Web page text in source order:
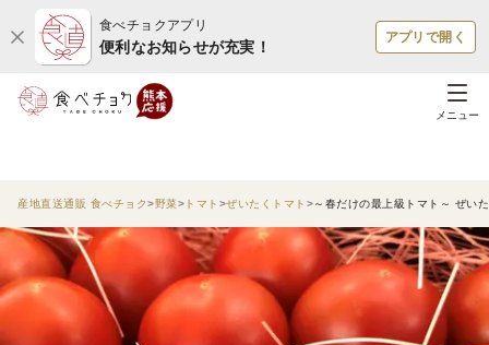
食べチョクアプリ
便利なお知らせが充実！
アプリで開く
メニュー
産地直送通販 食べチョク 野菜 トマト ぜいたくトマト ～春だけの最上級トマト～ ぜい